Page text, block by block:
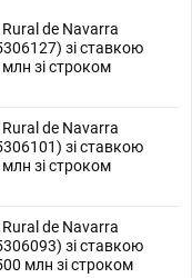
de Navarra
зі ставкою
зі строком
de Navarra
зі ставкою
зі строком
de Navarra
зі ставкою
млн зі строком